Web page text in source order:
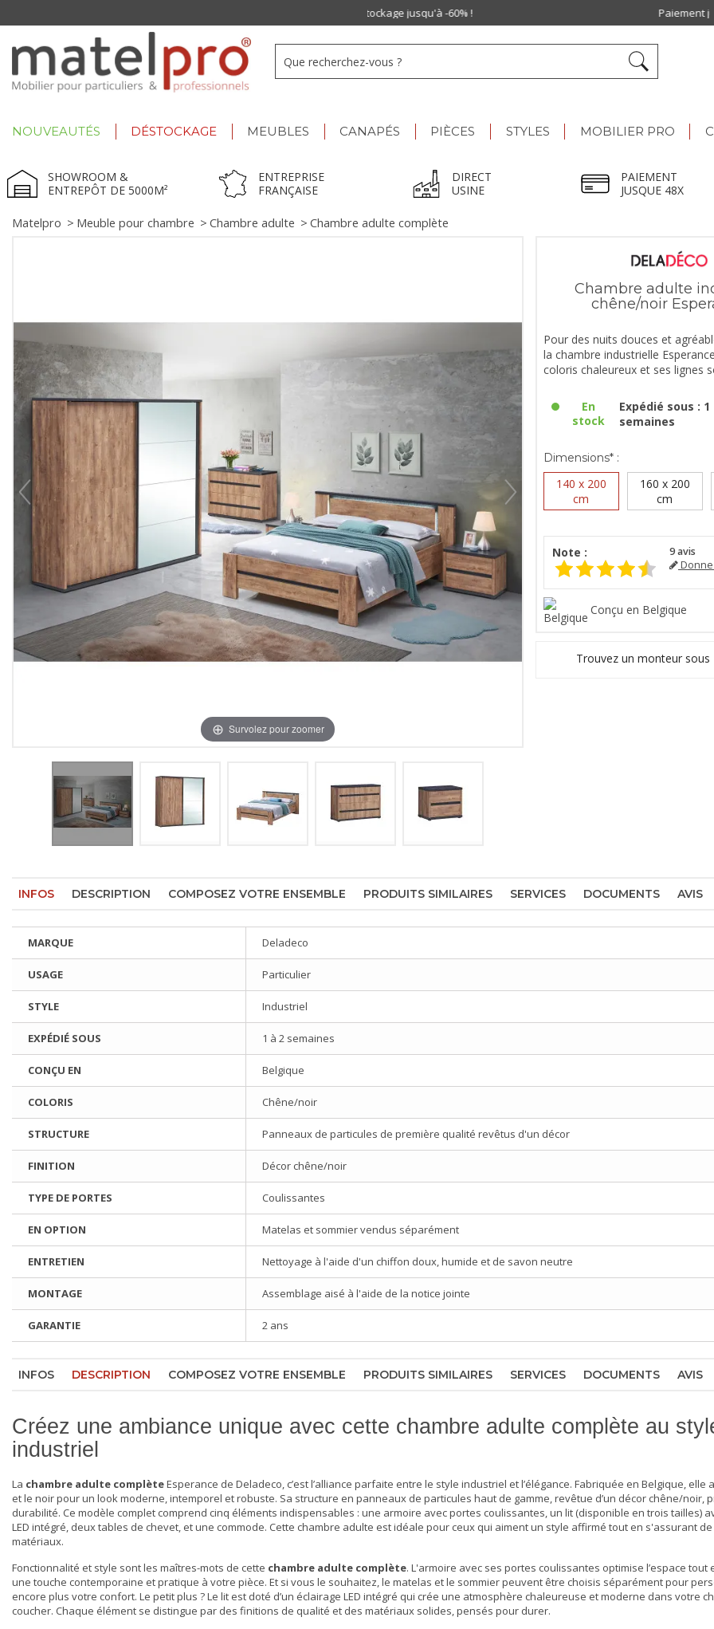
NOUVEAUTÉS DÉSTOCKAGE MEUBLES CANAPÉS PIÈCES STYLES MOBILIER PRO
SHOWROOM &
ENTREPÔT DE 5000M²
ENTREPRISE
FRANÇAISE
DIRECT
USINE
PAIEMENT
JUSQUE 48X
Matelpro > Meuble pour chambre > Chambre adulte > Chambre adulte complète
Survolez pour zoomer
Chambre adulte
chêne/noir
Pour des nuits douces et
la chambre industrielle
coloris chaleureux et ses lignes
En
stock
Expédié sous : 1
semaines
Dimensions* :
140 x 200
cm
160 x 200
cm
Note : 9avis
Conçu en Belgique
Trouvez un monteur
INFOS DESCRIPTION COMPOSEZ VOTRE ENSEMBLE PRODUITS SIMILAIRES SERVICES DOCUMENTS AVIS
MARQUE Deladeco
USAGE Particulier
STYLE Industriel
EXPÉDIÉ SOUS 1 à 2 semaines
CONÇU EN Belgique
COLORIS Chêne/noir
STRUCTURE Panneaux de particules de première qualité revêtus d'un décor
FINITION Décor chêne/noir
TYPE DE PORTES Coulissantes
EN OPTION Matelas et sommier vendus séparément
ENTRETIEN Nettoyage à l'aide d'un chiffon doux, humide et de savon neutre
MONTAGE Assemblage aisé à l'aide de la notice jointe
GARANTIE 2 ans
INFOS DESCRIPTION COMPOSEZ VOTRE ENSEMBLE PRODUITS SIMILAIRES SERVICES DOCUMENTS AVIS
Créez une ambiance unique avec cette chambre adulte complète au
industriel
La chambre adulte complèteEsperance de Deladeco, c’est l’alliance parfaite entre le style industriel et l’élégance. Fabriquée en Belgique, elle
et le noir pour un look moderne, intemporel et robuste. Sa structure en panneaux de particules haut de gamme, revêtue d’un décor chêne/noir,
durabilité. Ce modèle complet comprend cinq éléments indispensables : une armoire avec portes coulissantes, un lit (disponible en trois tailles)
LED intégré, deux tables de chevet, et une commode. Cette chambre adulte est idéale pour ceux qui aiment un style affirmé tout en s'assurant
matériaux.
Fonctionnalité et style sont les maîtres-mots de cette chambre adulte complète. L'armoire avec ses portes coulissantes optimise l’espace tout
une touche contemporaine et pratique à votre pièce. Et si vous le souhaitez, le matelas et le sommier peuvent être choisis séparément pour
encore plus votre confort. Le petit plus ? Le lit est doté d’un éclairage LED intégré qui crée une atmosphère chaleureuse et moderne dans votre
coucher. Chaque élément se distingue par des finitions de qualité et des matériaux solides, pensés pour durer.